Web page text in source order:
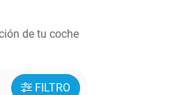
de tu coche
FILTRO